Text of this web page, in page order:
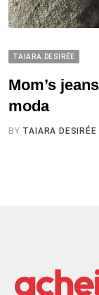
TAIARA DESIRÉE
Mom’s
moda
BY TAIARA DESIRÉE